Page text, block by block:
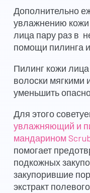
Дополнительно
увлажнению
лица пару раз в
помощи пилинга
Пилинг кожи
волоски мягкими
уменьшить
Для этого
увлажняющий и
мандарином
помогает
подкожных
закупорившие
экстракт